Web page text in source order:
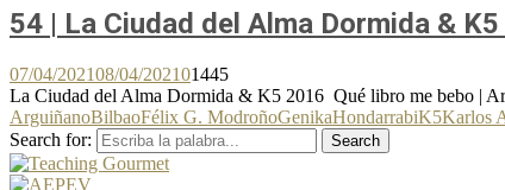
54 | La Ciudad del Alma Dormida &
07/04/202108/04/202101445
La Ciudad del Alma Dormida & K5 2016 Qué libro me bebo |
ArguiñanoBilbaoFélix G. ModroñoGenikaHondarrabiK5Karlos
Search for:
Search